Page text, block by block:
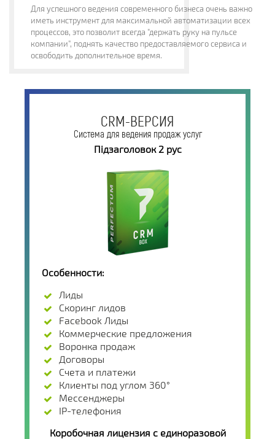
Для успешного ведения современного бизнеса очень важно
иметь инструмент для максимальной автоматизации всех
процессов, это позволит всегда "держать руку на пульсе
компании", поднять качество предоставляемого сервиса и
освободить дополнительное время.
CRM-ВЕРСИЯ
Система для ведения продаж услуг
Підзаголовок 2 рус
Особенности:
Лиды
Cкоринг лидов
Facebook Лиды
Коммерческие предложения
Воронка продаж
Договоры
Счета и платежи
Клиенты под углом 360°
Мессенджеры
IP-телефония
Коробочная лицензия с единоразовой